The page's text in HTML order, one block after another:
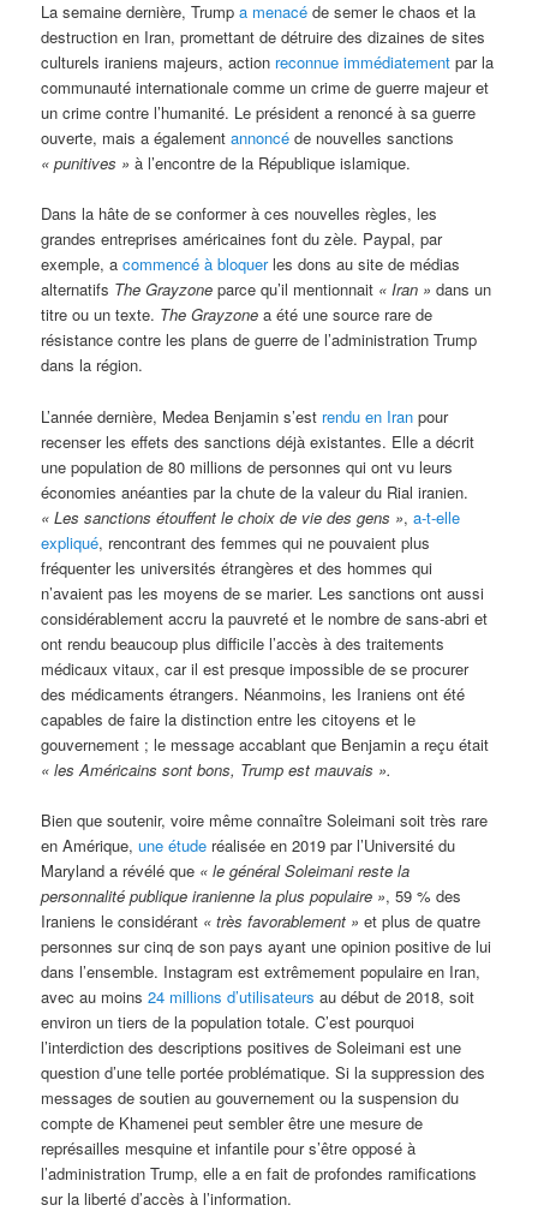
La semaine dernière, Trumpa menacé de semer le chaos et la
destruction en Iran, promettant de détruire des dizaines de sites
culturels iraniens majeurs, action reconnue immédiatement par la
communauté internationale comme un crime de guerre majeur et
un crime contre l’humanité. Le président a renoncé à sa guerre
ouverte, mais a égalementannoncé de nouvelles sanctions
« punitives » à l’encontre de la République islamique.
Dans la hâte de se conformer à ces nouvelles règles, les
grandes entreprises américaines font du zèle. Paypal, par
exemple, acommencé à bloquerles dons au site de médias
alternatifs The Grayzone parce qu’il mentionnait « Iran » dans un
titre ou un texte. The Grayzone a été une source rare de
résistance contre les plans de guerre de l’administration Trump
dans la région.
L’année dernière, Medea Benjamin s’est rendu en Iran pour
recenser les effets des sanctions déjà existantes. Elle a décrit
une population de 80 millions de personnes qui ont vu leurs
économies anéanties par la chute de la valeur du Rial iranien.
« Les sanctions étouffent le choix de vie des gens »,a-t-elle
expliqué, rencontrant des femmes qui ne pouvaient plus
fréquenter les universités étrangères et des hommes qui
n’avaient pas les moyens de se marier. Les sanctions ont aussi
considérablement accru la pauvreté et le nombre de sans-abri et
ont rendu beaucoup plus difficile l’accès à des traitements
médicaux vitaux, car il est presque impossible de se procurer
des médicaments étrangers. Néanmoins, les Iraniens ont été
capables de faire la distinction entre les citoyens et le
gouvernement ; le message accablant que Benjamin a reçu était
« les Américains sont bons, Trump est mauvais ».
Bien que soutenir, voire même connaître Soleimani soit très rare
en Amérique,une étude réalisée en 2019 par l’Université du
Maryland a révélé que « le général Soleimani reste la
personnalité publique iranienne la plus populaire », 59 % des
Iraniens le considérant « très favorablement » et plus de quatre
personnes sur cinq de son pays ayant une opinion positive de lui
dans l’ensemble. Instagram est extrêmement populaire en Iran,
avec au moins24 millions d’utilisateurs au début de 2018, soit
environ un tiers de la population totale. C’est pourquoi
l’interdiction des descriptions positives de Soleimani est une
question d’une telle portée problématique. Si la suppression des
messages de soutien au gouvernement ou la suspension du
compte de Khamenei peut sembler être une mesure de
représailles mesquine et infantile pour s’être opposé à
l’administration Trump, elle a en fait de profondes ramifications
sur la liberté d’accès à l’information.